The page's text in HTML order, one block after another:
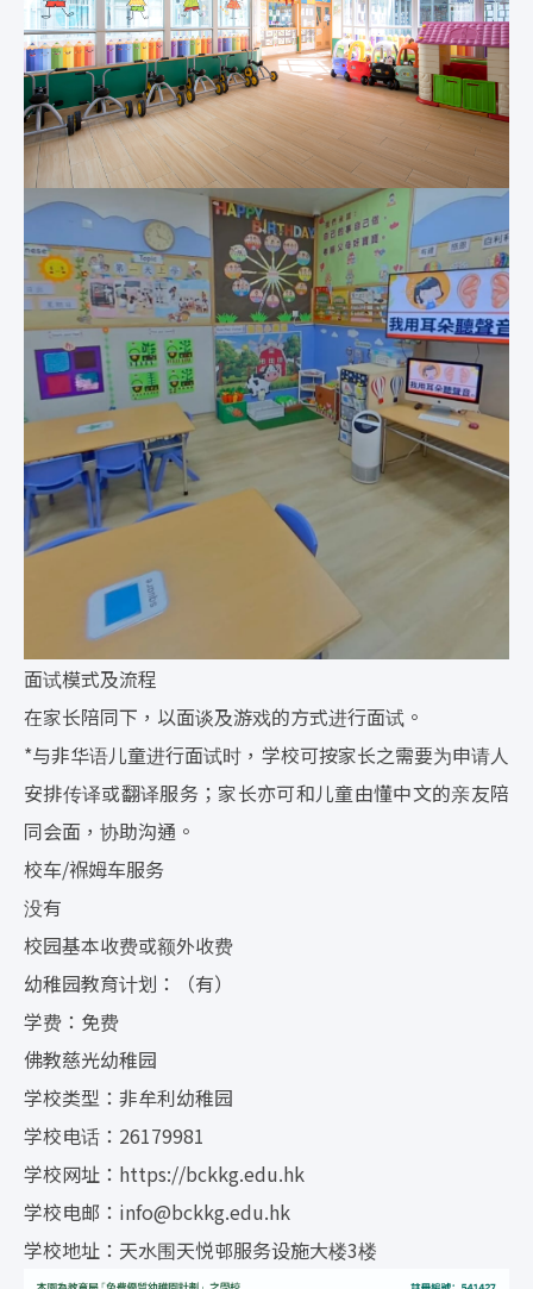
面试模式及流程
在家长陪同下，以面谈及游戏的方式进行面试。
*与非华语儿童进行面试时，学校可按家长之需要为申请人
安排传译或翻译服务；家长亦可和儿童由懂中文的亲友陪
同会面，协助沟通。
校车/褓姆车服务
没有
校园基本收费或额外收费
幼稚园教育计划：（有）
学费：免费
佛教慈光幼稚园
学校类型：非牟利幼稚园
学校电话：26179981
学校网址：https://bckkg.edu.hk
学校电邮： info@bckkg.edu.hk
学校地址：天水围天悦邨服务设施大楼3楼